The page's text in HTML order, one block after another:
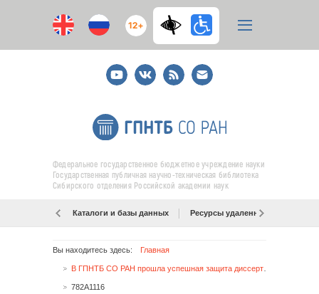
12+
YoutubeВКонтакте
RSS
E-
mail
подписка
Федеральное государственное бюджетное учреждение науки
Государственная публичная научно-техническая библиотека
Сибирского отделения Российской академии наук
Каталоги и базы данных Ресурсы удаленного доступа
Вы находитесь здесь: Главная
782A1116